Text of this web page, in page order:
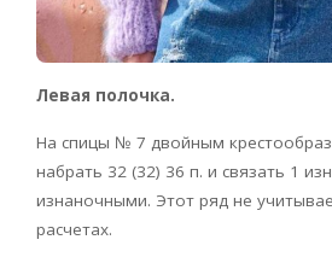
Левая полочка.
На спицы № 7 двойным
набрать 32 (32) 36 п. и связать 1
изнаночными. Этот ряд не
расчетах.